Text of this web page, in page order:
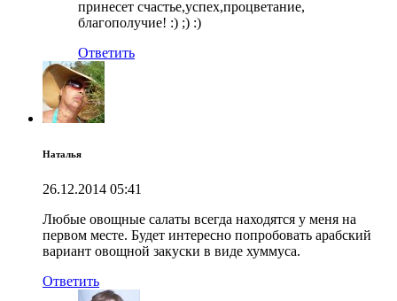
принесет счастье,успех,процветание,
благополучие! :) ;) :)
Ответить
Наталья
26.12.2014 05:41
Любые овощные салаты всегда находятся у меня на
первом месте. Будет интересно попробовать арабский
вариант овощной закуски в виде хуммуса.
Ответить